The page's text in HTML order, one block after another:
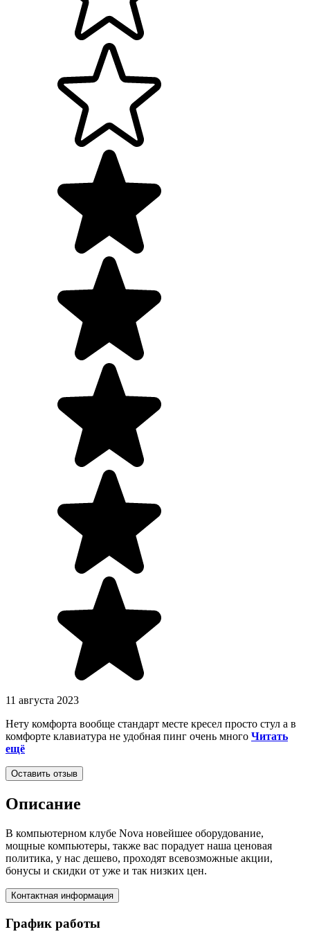
11 августа 2023
Нету комфорта вообще стандарт месте кресел просто стул а в
комфорте клавиатура не удобная пинг очень много Читать
ещё
Оставить отзыв
Описание
В компьютерном клубе Nova новейшее оборудование,
мощные компьютеры, также вас порадует наша ценовая
политика, у нас дешево, проходят всевозможные акции,
бонусы и скидки от уже и так низких цен.
Контактная информация
График работы